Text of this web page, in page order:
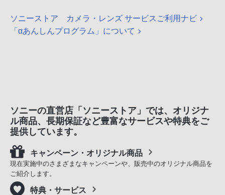
ソニーストア カメラ・レンズ サービスご利用ナビ
「αあんしんプログラム」について
ソニーの直営店「ソニーストア」では、オリジナ
ル商品、長期保証など豊富なサービスや特典をご
提供しています。
キャンペーン・オリジナル商品
現在実施中のさまざまなキャンペーンや、販売中のオリジナル商品を
ご紹介します。
特典・サービス